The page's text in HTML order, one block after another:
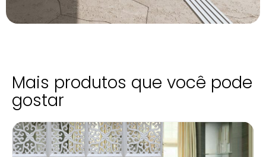
Mais produtos que você pode
gostar